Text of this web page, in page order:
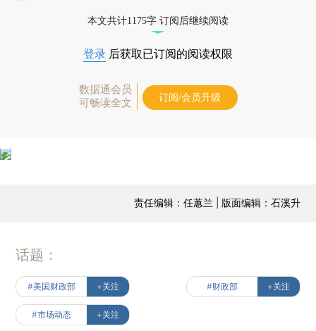
本文共计1175字 订阅后继续阅读
登录 后获取已订阅的阅读权限
数据通会员
可畅读全文
订阅/会员升级
责任编辑：任蕙兰 | 版面编辑：石溪升
话题：
#美国财政部 +关注 #财政部 +关注
#市场动态 +关注